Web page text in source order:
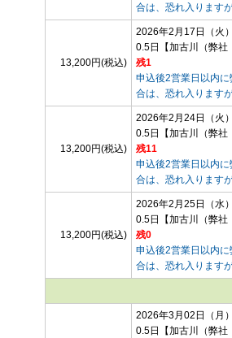
合は、恐れ入ります
13,200円(税込)
2026年2月17日（火
0.5日
【加古川（弊
残1
申込後2営業日以内
合は、恐れ入ります
13,200円(税込)
2026年2月24日（火
0.5日
【加古川（弊
残11
申込後2営業日以内
合は、恐れ入ります
13,200円(税込)
2026年2月25日（水
0.5日
【加古川（弊
残0
申込後2営業日以内
合は、恐れ入ります
2026年3月02日（月
0.5日
【加古川（弊